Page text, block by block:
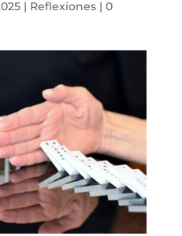
| Reflexiones| 0